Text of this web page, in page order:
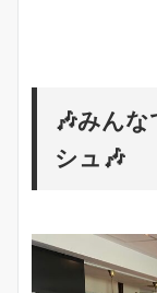
🎶みん
シュ🎶